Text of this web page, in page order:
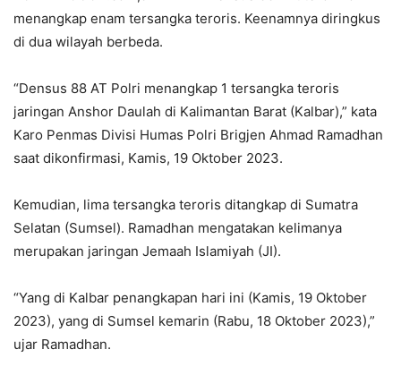
menangkap enam tersangka teroris. Keenamnya diringkus
di dua wilayah berbeda.
“Densus 88 AT Polri menangkap 1 tersangka teroris
jaringan Anshor Daulah di Kalimantan Barat (Kalbar),” kata
Karo Penmas Divisi Humas Polri Brigjen Ahmad Ramadhan
saat dikonfirmasi, Kamis, 19 Oktober 2023.
Kemudian, lima tersangka teroris ditangkap di Sumatra
Selatan (Sumsel). Ramadhan mengatakan kelimanya
merupakan jaringan Jemaah Islamiyah (JI).
“Yang di Kalbar penangkapan hari ini (Kamis, 19 Oktober
2023), yang di Sumsel kemarin (Rabu, 18 Oktober 2023),”
ujar Ramadhan.